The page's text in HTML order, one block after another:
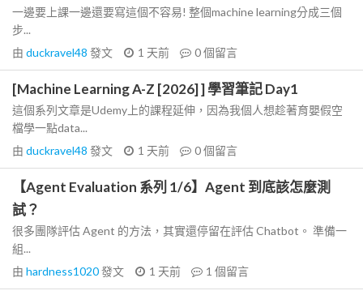
一邊要上課一邊還要寫這個不容易! 整個machine learning分成三個
步...
由 duckravel48 發文 1 天前 0個留言
[Machine Learning A-Z [2026] ] 學習筆記 Day1
這個系列文章是Udemy上的課程延伸，因為我個人想趁著育嬰假空
檔學一點data...
由 duckravel48 發文 1 天前 0個留言
【Agent Evaluation 系列 1/6】Agent 到底該怎麼測
試？
很多團隊評估 Agent 的方法，其實還停留在評估 Chatbot。 準備一
組...
由 hardness1020發文 1 天前 1 個留言